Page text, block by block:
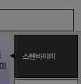
스탠바이미